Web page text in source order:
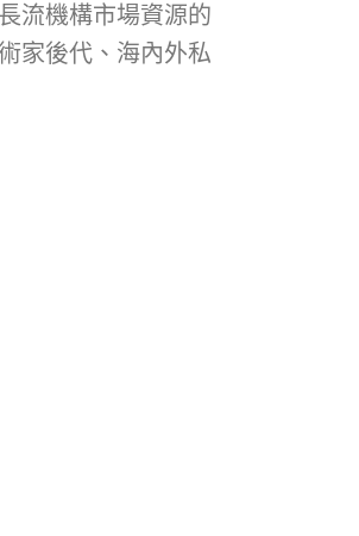
流機構市場資源的
家後代、海內外私